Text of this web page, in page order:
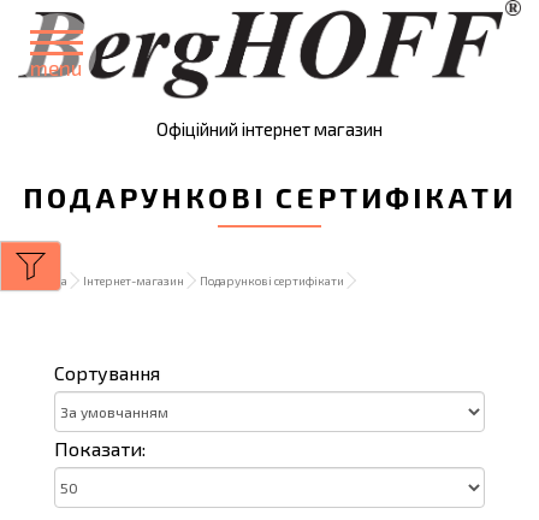
menu
Офіційний інтернет магазин
ПОДАРУНКОВІ СЕРТИФІКАТИ
Головна Інтернет-магазин Подарункові сертифікати
Сортування
Показати: